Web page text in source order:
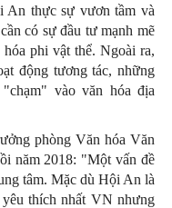
An thực sự vươn tầm và
có sự đầu tư mạnh mẽ
phi vật thể. Ngoài ra,
động tương tác, những
vào văn hóa địa
phòng Văn hóa Văn
năm 2018: "Một vấn đề
tâm. Mặc dù Hội An là
thích nhất VN nhưng